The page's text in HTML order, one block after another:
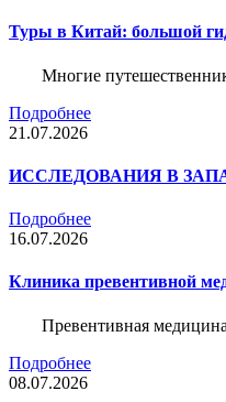
Туры в Китай: большой
Многие
Подробнее
21.07.2026
ИССЛЕДОВАНИЯ В
Подробнее
16.07.2026
Клиника превентивной
Превентивная
Подробнее
08.07.2026